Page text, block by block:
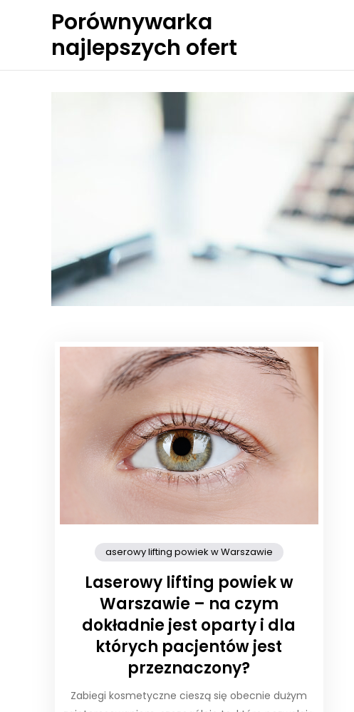
Porównywarka
najlepszych ofert
aserowy lifting powiek w Warszawie
Laserowy lifting powiek w
Warszawie – na czym
dokładnie jest oparty i dla
których pacjentów jest
przeznaczony?
Zabiegi kosmetyczne cieszą się obecnie dużym